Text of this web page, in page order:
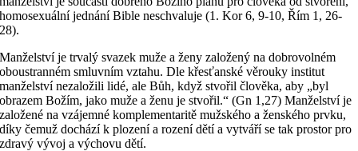
homosexuální jednání Bible neschvaluje (1. Kor 6, 9-10, Řím 1, 26-
28).
Manželství je trvalý svazek muže a ženy založený na dobrovolném
oboustranném smluvním vztahu. Dle křesťanské věrouky institut
manželství nezaložili lidé, ale Bůh, když stvořil člověka, aby „byl
obrazem Božím, jako muže a ženu je stvořil.“ (Gn 1,27) Manželství je
založené na vzájemné komplementaritě mužského a ženského prvku,
díky čemuž dochází k plození a rození dětí a vytváří se tak prostor pro
zdravý vývoj a výchovu dětí.